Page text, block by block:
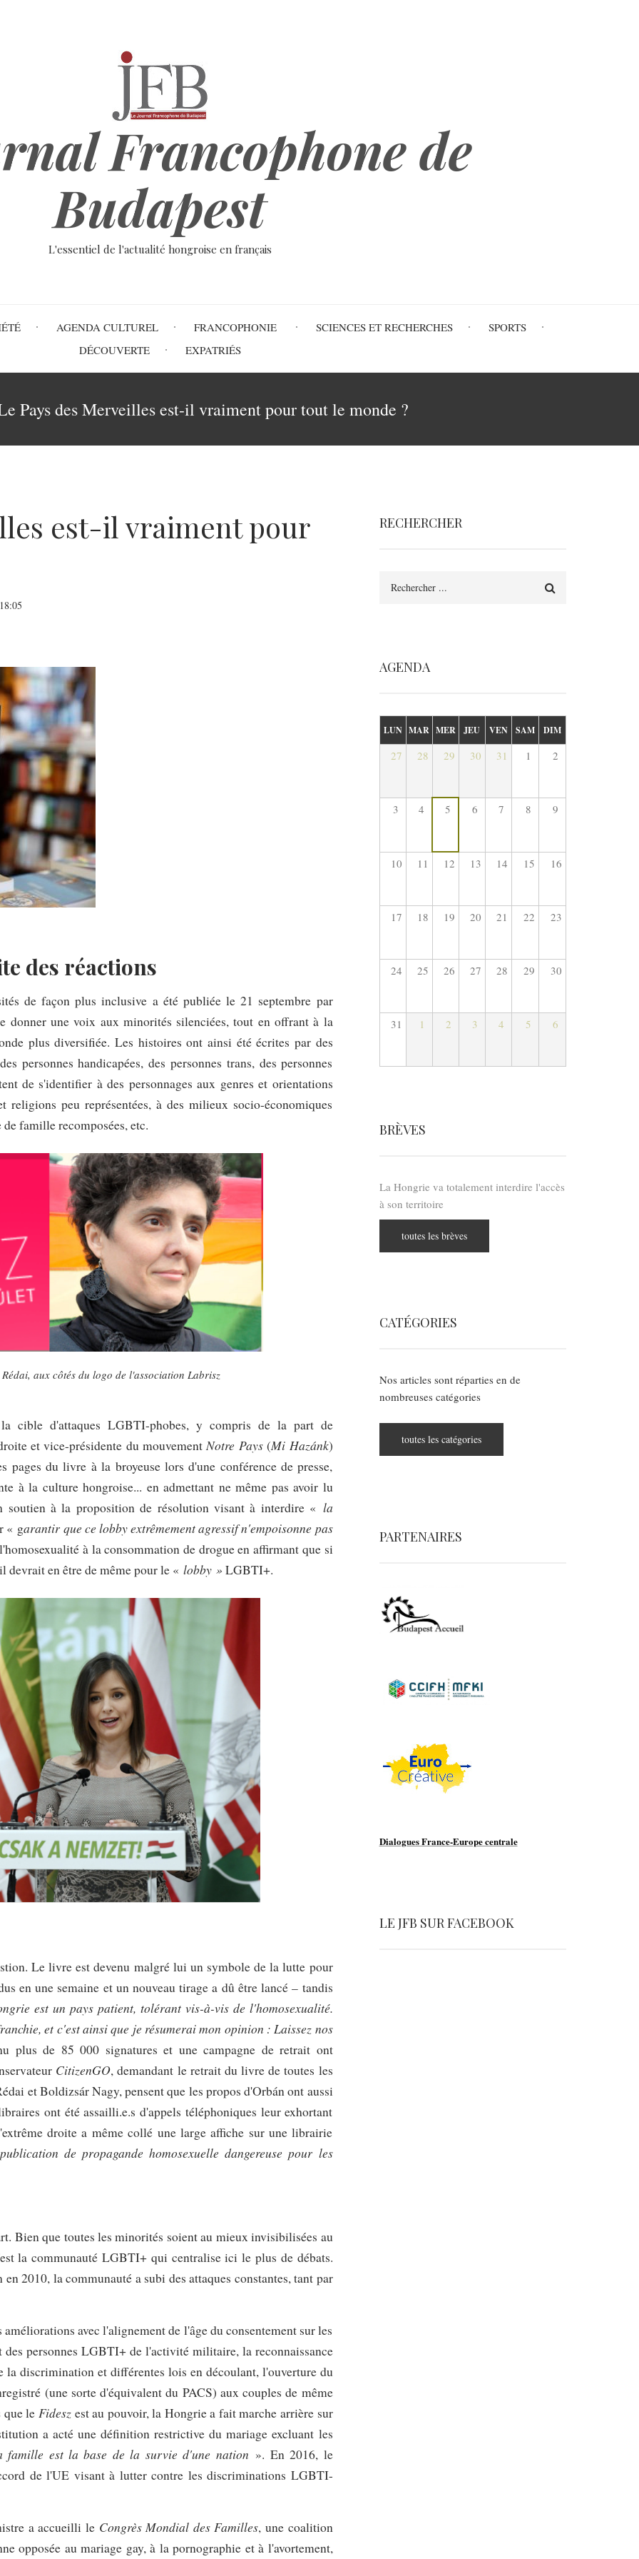
Francophone de
Budapest
L'essentiel de l'actualité hongroise en français
AGENDA CULTUREL FRANCOPHONIE SCIENCES ET RECHERCHES
SPORTS
DÉCOUVERTE
EXPATRIÉS
Pays des Merveilles est-il vraiment pour tout le monde ?
est-il vraiment pour
des réactions
de façon plus inclusive a été publiée le 21 septembre par
donner une voix aux minorités silenciées, tout en offrant à la
plus diversifiée. Les histoires ont ainsi été écrites par des
personnes handicapées, des personnes trans, des personnes
de s'identifier à des personnages aux genres et orientations
religions peu représentées, à des milieux socio-économiques
famille recomposées, etc.
aux côtés du logo de l'association Labrisz
cible d'attaques LGBTI-phobes, y compris de la part de
et vice-présidente du mouvementNotre Pays(Mi Hazánk)
du livre à la broyeuse lors d'une conférence de presse,
à la culture hongroise... en admettant ne même pas avoir lu
soutien à la proposition de résolution visant à interdire « la
« garantir que ce lobby extrêmement agressif n'empoisonne pas
à la consommation de drogue en affirmant que si
en être de même pour le « lobby » LGBTI+.
Le livre est devenu malgré lui un symbole de la lutte pour
en une semaine et un nouveau tirage a dû être lancé – tandis
est un pays patient, tolérant vis-à-vis de l'homosexualité.
et c'est ainsi que je résumerai mon opinion : Laissez nos
plus de 85 000 signatures et une campagne de retrait ont
CitizenGO, demandant le retrait du livre de toutes les
et Boldizsár Nagy,pensent que les propos d'Orbán ont aussi
ont été assailli.e.s d'appels téléphoniques leur exhortant
droite a même collé une large affiche sur une librairie
de propagande homosexuelle dangereuse pour les
Bien que toutes les minorités soient au mieux invisibilisées au
la communauté LGBTI+ qui centralise ici le plus de débats.
2010, la communauté a subi des attaques constantes, tant par
avec l'alignement de l'âge du consentement sur les
personnes LGBTI+ de l'activité militaire, la reconnaissance
discrimination et différentes lois en découlant, l'ouverture du
(une sorte d'équivalent du PACS) aux couples de même
que le Fideszest au pouvoir, la Hongrie a fait marche arrière sur
a acté une définition restrictive du mariage excluant les
famille est la base de la survie d'une nation ». En 2016, le
de l'UE visant à lutter contre les discriminations LGBTI-
a accueilli le Congrès Mondial des Familles, une coalition
opposée au mariage gay, à la pornographie et à l'avortement,
RECHERCHER
AGENDA
LUN MAR MER JEU VEN SAM DIM
27 28 29 30 31 1 2
3 4 5 6 7 8 9
10 11 12 13 14 15 16
17 18 19 20 21 22 23
24 25 26 27 28 29 30
31 1 2 3 4 5 6
BRÈVES
La Hongrie va totalement interdire l'accès
à son territoire
toutes les brèves
CATÉGORIES
Nos articles sont réparties en de
nombreuses catégories
toutes les catégories
PARTENAIRES
Dialogues France-Europe centrale
LE JFB SUR FACEBOOK